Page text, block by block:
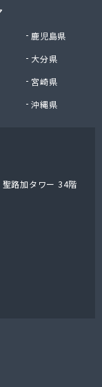
鹿児島県
大分県
宮崎県
沖縄県
路加タワー 34階